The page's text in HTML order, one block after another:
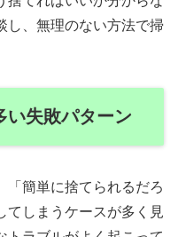
し、無理のない方法で掃
い失敗パターン
「簡単に捨てられるだろ
てしまうケースが多く見